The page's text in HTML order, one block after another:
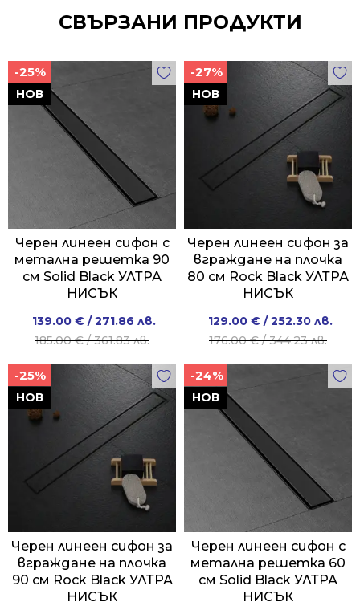
СВЪРЗАНИ ПРОДУКТИ
НОВ
-25%
Черен линеен сифон с
метална решетка 90
см Solid Black УЛТРА
НИСЪК
185.00€/ 361.83 лв.
Original
price
185.00 €
/
361.83 лв..
139.00 € / 271.86 лв.
Current
price
139.00 €
/
271.86 лв..
НОВ
-27%
Черен линеен сифон за
вграждане на плочка
80 см Rock Black УЛТРА
НИСЪК
176.00€/ 344.23 лв.
Original
price
129.00 € / 252.30 лв.
Current
price
НОВ
-25%
Черен линеен сифон за
вграждане на плочка
90 см Rock Black УЛТРА
НИСЪК
НОВ
-24%
Черен линеен сифон с
метална решетка 60
см Solid Black УЛТРА
НИСЪК